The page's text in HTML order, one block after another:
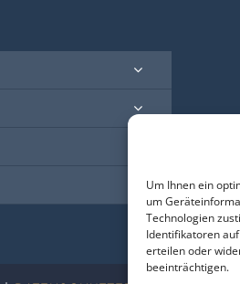
Um Ihnen ein
um
Technologien
Identifikatoren
erteilen oder
beeinträchtigen.